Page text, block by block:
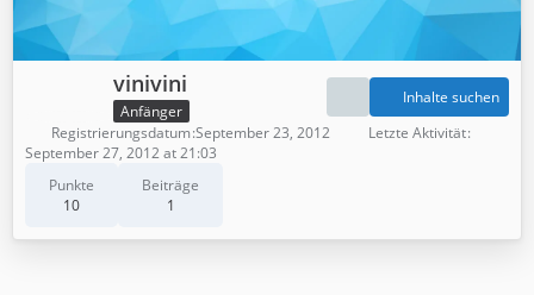
vinivini
Anfänger
Punkte
10
Beiträge
1
Inhalte suchen
Registrierungsdatum September 23, 2012
Letzte Aktivität
September 27, 2012 at 21:03